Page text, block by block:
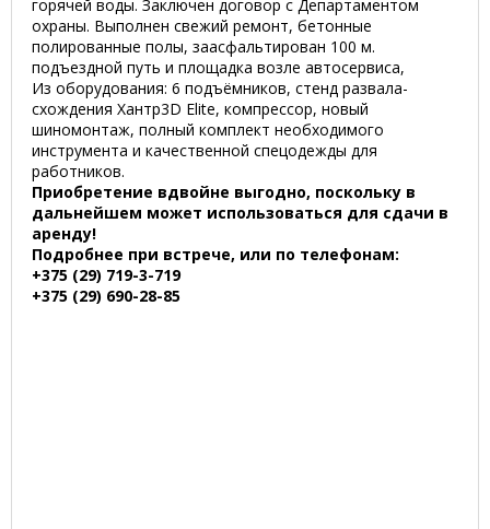
горячей воды. Заключен договор с Департаментом
охраны. Выполнен свежий ремонт, бетонные
полированные полы, заасфальтирован 100 м.
подъездной путь и площадка возле автосервиса,
Из оборудования: 6 подъёмников, стенд развала-
схождения Хантр3D Elite, компрессор, новый
шиномонтаж, полный комплект необходимого
инструмента и качественной спецодежды для
работников.
Приобретение вдвойне выгодно, поскольку в
дальнейшем может использоваться для сдачи в
аренду!
Подробнее при встрече, или по телефонам:
+375 (29) 719-3-719
+375 (29) 690-28-85